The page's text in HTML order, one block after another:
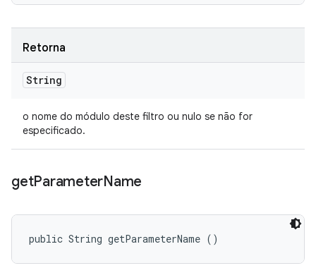
Retorna
String
o nome do módulo deste filtro ou nulo se não for
especificado.
getParameterName
public String getParameterName ()